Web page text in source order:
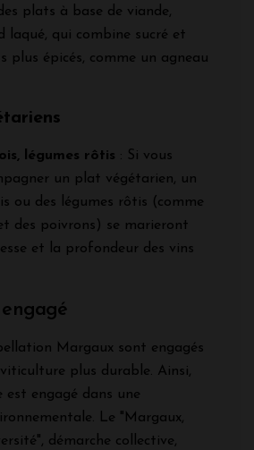
plats à base de viande,
laqué, qui combine sucré et
plus épicés, comme un agneau
légumes rôtis : Si vous
un plat végétarien, un
ou des légumes rôtis (comme
des poivrons) se marieront
et la profondeur des vins
Margaux sont engagés
plus durable. Ainsi,
est engagé dans une
Le "Margaux,
démarche collective,